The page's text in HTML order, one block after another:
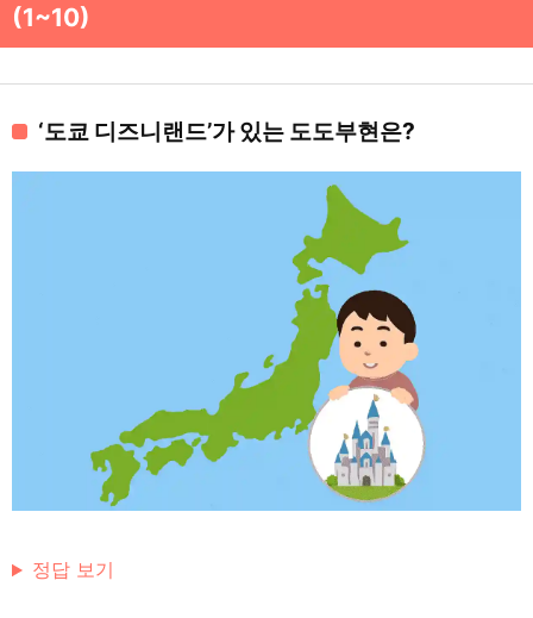
(1~10)
‘도쿄 디즈니랜드’가 있는 도도부현은?
정답 보기